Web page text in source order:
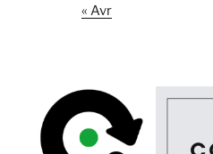
« Avr